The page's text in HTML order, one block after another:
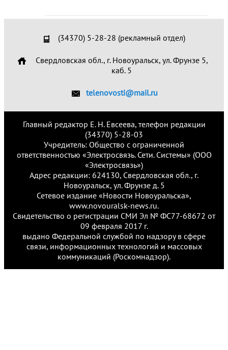
(34370) 5-28-28 (рекламный отдел)
Свердловская обл., г. Новоуральск, ул. Фрунзе 5,
каб. 5
telenovosti@mail.ru
Главный редактор Е. Н. Евсеева, телефон редакции
(34370) 5-28-03
Учредитель: Общество с ограниченной
ответственностью «Электросвязь. Сети. Системы» (ООО
«Электросвязь»)
Адрес редакции: 624130, Свердловская обл., г.
Новоуральск, ул. Фрунзе д. 5
Сетевое издание «Новости Новоуральска»,
www.novouralsk-news.ru.
Свидетельство о регистрации СМИ Эл № ФС77-68672 от
09 февраля 2017 г.
выдано Федеральной службой по надзору в сфере
связи, информационных технологий и массовых
коммуникаций (Роскомнадзор).